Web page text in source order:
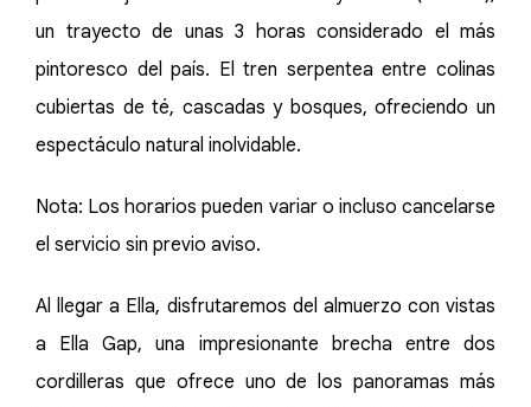
un trayecto de unas 3 horas considerado el más
pintoresco del país. El tren serpentea entre colinas
cubiertas de té, cascadas y bosques, ofreciendo un
espectáculo natural inolvidable.
Nota: Los horarios pueden variar o incluso cancelarse
el servicio sin previo aviso.
Al llegar a Ella, disfrutaremos del almuerzo con vistas
a Ella Gap, una impresionante brecha entre dos
cordilleras que ofrece uno de los panoramas más